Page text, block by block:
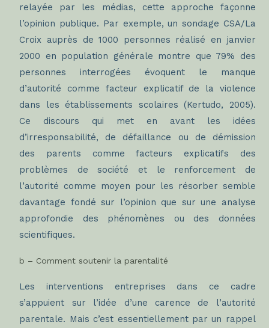
relayée par les médias, cette approche façonne
l’opinion publique. Par exemple, un sondage CSA/La
Croix auprès de 1000 personnes réalisé en janvier
2000 en population générale montre que 79% des
personnes interrogées évoquent le manque
d’autorité comme facteur explicatif de la violence
dans les établissements scolaires (Kertudo, 2005).
Ce discours qui met en avant les idées
d’irresponsabilité, de défaillance ou de démission
des parents comme facteurs explicatifs des
problèmes de société et le renforcement de
l’autorité comme moyen pour les résorber semble
davantage fondé sur l’opinion que sur une analyse
approfondie des phénomènes ou des données
scientifiques.
b – Comment soutenir la parentalité
Les interventions entreprises dans ce cadre
s’appuient sur l’idée d’une carence de l’autorité
parentale. Mais c’est essentiellement par un rappel